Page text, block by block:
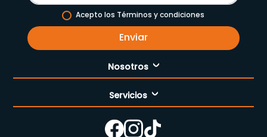
Acepto los Términos y condiciones
Enviar
Nosotros
Nuestra empresa
Cómo comprar
Servicios
Enfermería